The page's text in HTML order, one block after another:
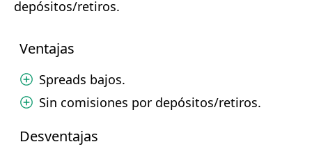
depósitos/retiros.
Ventajas
Spreads bajos.
Sin comisiones por depósitos/retiros.
Desventajas